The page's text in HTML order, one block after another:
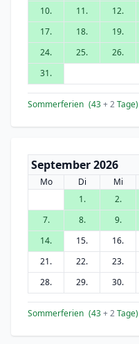
10.
11. 12.
17.
18. 19.
24.
25. 26.
31.
Sommerferien (43+ 2Tage)
September 2026
Mo Di Mi
1.
2.
7.
8. 9.
14.
15. 16.
21.
22. 23.
28.
29. 30.
Sommerferien (43+ 2Tage)